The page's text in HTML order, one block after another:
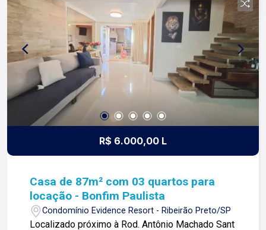
Porteiro; -Ronda motorizada; -Playground; -Praça;
-Quadra de areia; -E-market; Para mais
informações e agendar visita, entre em contato.
Lago é RELACIONAMENTO! Desde 1987 esta é a
nossa missão, nosso propósito e o verdadeiro
sentido de tudo que fazemos. Todos os dias
construímos laços fortes e indeléveis com
nossos proprietários e clientes. Somos uma
imobiliária que equilibra a tradicionalidade com o
arrojo e a força comercial da atualidade. A Lago é
sua principal imobiliária em Ribeirão Preto!
R$ 6.000,00 L
Casa de 87m² com 03 quartos para
locação - Bonfim Paulista
Condomínio Evidence Resort - Ribeirão Preto/SP
Localizado próximo à Rod. Antônio Machado Sant